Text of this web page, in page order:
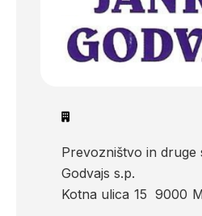
Prevozništvo in
Godvajs s.p.
Kotna ulica 15 9000